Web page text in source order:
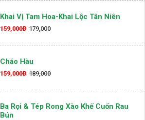
Khai Vị Tam Hoa-Khai Lộc Tân Niên
159,000Đ 179,000
Cháo Hàu
159,000Đ 189,000
Ba Rọi & Tép Rong Xào Khế Cuốn Rau
Bún